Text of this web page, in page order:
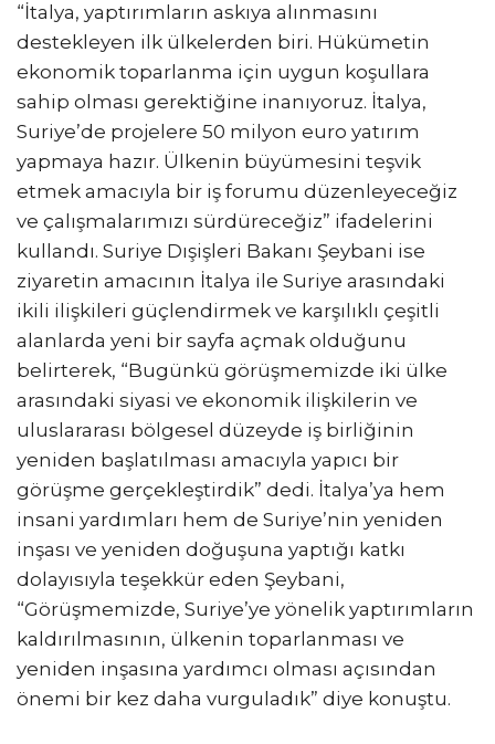
“İtalya, yaptırımların askıya alınmasını
destekleyen ilk ülkelerden biri. Hükümetin
ekonomik toparlanma için uygun koşullara
sahip olması gerektiğine inanıyoruz. İtalya,
Suriye’de projelere 50 milyon euro yatırım
yapmaya hazır. Ülkenin büyümesini teşvik
etmek amacıyla bir iş forumu düzenleyeceğiz
ve çalışmalarımızı sürdüreceğiz” ifadelerini
kullandı. Suriye Dışişleri Bakanı Şeybani ise
ziyaretin amacının İtalya ile Suriye arasındaki
ikili ilişkileri güçlendirmek ve karşılıklı çeşitli
alanlarda yeni bir sayfa açmak olduğunu
belirterek, “Bugünkü görüşmemizde iki ülke
arasındaki siyasi ve ekonomik ilişkilerin ve
uluslararası bölgesel düzeyde iş birliğinin
yeniden başlatılması amacıyla yapıcı bir
görüşme gerçekleştirdik” dedi. İtalya’ya hem
insani yardımları hem de Suriye’nin yeniden
inşası ve yeniden doğuşuna yaptığı katkı
dolayısıyla teşekkür eden Şeybani,
“Görüşmemizde, Suriye’ye yönelik yaptırımların
kaldırılmasının, ülkenin toparlanması ve
yeniden inşasına yardımcı olması açısından
önemi bir kez daha vurguladık” diye konuştu.